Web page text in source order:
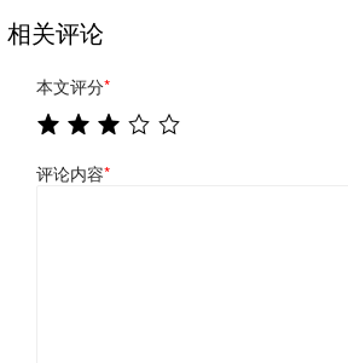
相关评论
本文评分*
评论内容*